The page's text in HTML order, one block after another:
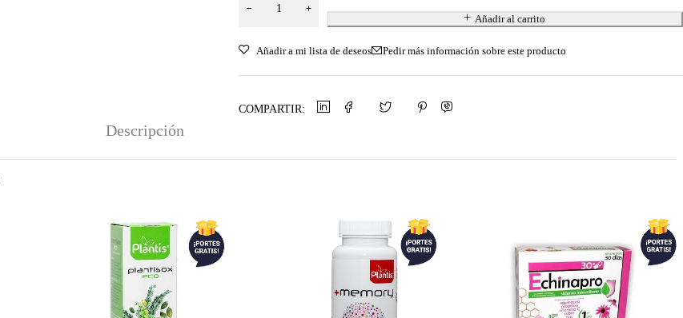
Añadir al carrito
Pedir más información sobre este producto
COMPARTIR:
Descripción